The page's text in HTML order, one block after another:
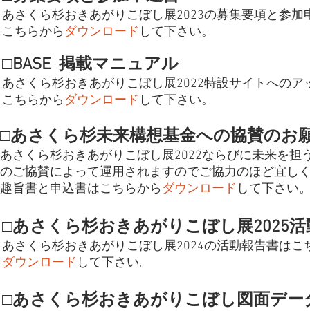
あさくら杉おきあがりこぼし展2023の募集要項と参加
こちらから ダウンロード して下さい。
□BASE 掲載マニュアル
あさくら杉おきあがりこぼし展2022特設サイトへの
こちらから ダウンロード して下さい。
□あさくら杉未来構想基金への協賛のお
あさくら杉おきあがりこぼし展2022ならびに未来を担
のご協賛によって運用されますのでご協力のほど宜し
趣旨書と申込書はこちらから ダウンロード して下さい
□あさくら杉おきあがりこぼし展2025活
あさくら杉おきあがりこぼし展2024の活動報告書はこ
ダウンロード して下さい。
□あさくら杉おきあがりこぼし図面デー